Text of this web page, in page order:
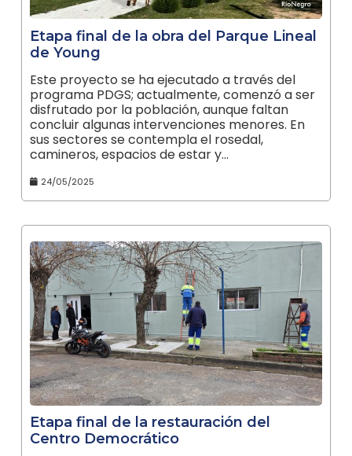
Etapa final de la obra del Parque Lineal
de Young
Este proyecto se ha ejecutado a través del
programa PDGS; actualmente, comenzó a ser
disfrutado por la población, aunque faltan
concluir algunas intervenciones menores. En
sus sectores se contempla el rosedal,
camineros, espacios de estar y…
24/05/2025
Etapa final de la restauración del
Centro Democrático